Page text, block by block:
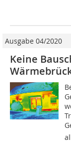
Ausgabe 04/2020
Keine